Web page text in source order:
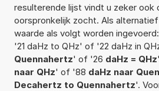
resulterende lijst vindt u zeker ook
oorspronkelijk zocht. Als
waarde als volgt worden
'21 daHz to QHz' of '22 daHz in
Quennahertz' of '26 daHz = QHz
naar QHz' of '88 daHz naar
Decahertz to Quennahertz'.